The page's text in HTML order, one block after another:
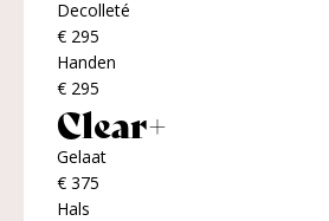
Decolleté
€ 295
Handen
€ 295
Clear+
Gelaat
€ 375
Hals